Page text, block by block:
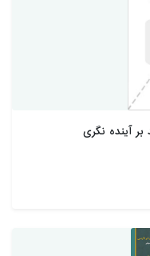
بر آینده نگری